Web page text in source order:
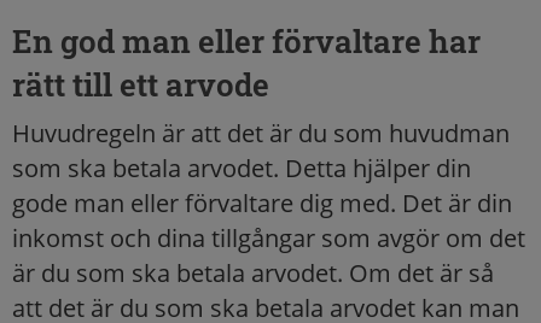
En god man eller förvaltare har
rätt till ett arvode
Huvudregeln är att det är du som huvudman
som ska betala arvodet. Detta hjälper din
gode man eller förvaltare dig med. Det är din
inkomst och dina tillgångar som avgör om det
är du som ska betala arvodet. Om det är så
att det är du som ska betala arvodet kan man